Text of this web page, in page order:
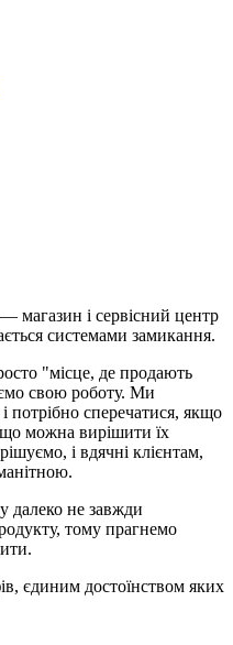
— магазин і сервісний центр
системами замикання.
"місце, де продають
свою роботу. Ми
потрібно сперечатися, якщо
що можна вирішити їх
і вдячні клієнтам,
далеко не завжди
тому прагнемо
єдиним достоїнством яких